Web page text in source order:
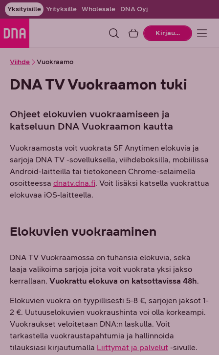
Yksityisille Yrityksille Wholesale DNA Oyj
OstoskoriKirjaudu
Viihde Vuokraamo
DNA TV Vuokraamon tuki
Ohjeet elokuvien vuokraamiseen ja
katseluun DNA Vuokraamon kautta
Vuokraamosta voit vuokrata SF Anytimen elokuvia ja
sarjoja DNA TV -sovelluksella, viihdeboksilla, mobiilissa
Android-laitteilla tai tietokoneen Chrome-selaimella
osoitteessa dnatv.dna.fi. Voit lisäksi katsella vuokrattua
elokuvaa iOS-laitteella.
Elokuvien vuokraaminen
DNA TV Vuokraamossa on tuhansia elokuvia, sekä
laaja valikoima sarjoja joita voit vuokrata yksi jakso
kerrallaan. Vuokrattu elokuva on katsottavissa 48h.
Elokuvien vuokra on tyypillisesti 5-8 €, sarjojen jaksot 1-
2 €. Uutuuselokuvien vuokraushinta voi olla korkeampi.
Vuokraukset veloitetaan DNA:n laskulla. Voit
tarkastella vuokraustapahtumia ja hallinnoida
tilauksiasi kirjautumalla Liittymät ja palvelut -sivulle.